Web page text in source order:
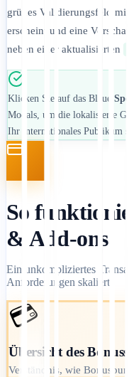
grünes Validierungsfeld
erscheint und eine
neben einer aktualisierten
Klicken Sie auf das Blaue
Modals, um die lokalisierte
Ihr internationales Publikum
So
& Add-ons
Ein unkompliziertes
Anforderungen skaliert.
💳
Übersicht des
Verständnis, wie